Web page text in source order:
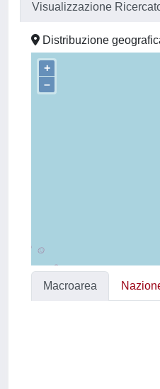
Visualizzazione
Distribuzione
+
–
Macroarea